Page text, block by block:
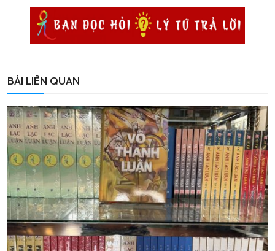
BÀI LIÊN QUAN